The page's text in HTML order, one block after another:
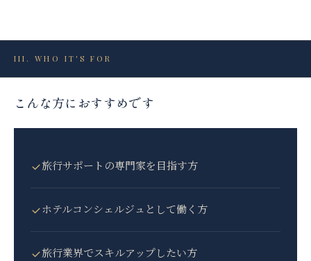
III. WHO IT'S FOR
こんな方におすすめです
旅行サポートの専門家を目指す方
ホテルコンシェルジュとして働く方
旅行業界でスキルアップしたい方